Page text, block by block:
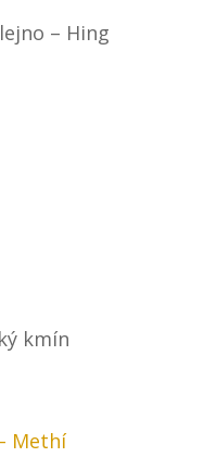
– Hing
kmín
Methí